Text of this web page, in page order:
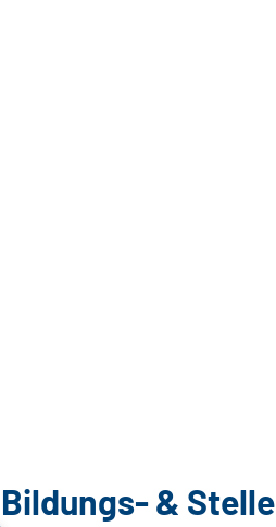
Bildungs- &